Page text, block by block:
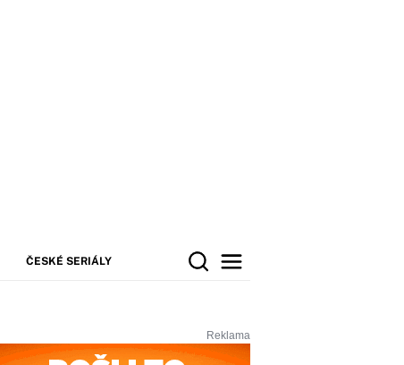
ČESKÉ SERIÁLY